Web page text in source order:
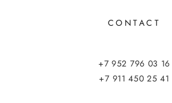
CONTACT
+7 952 796 03 16
+7 911 450 25 41